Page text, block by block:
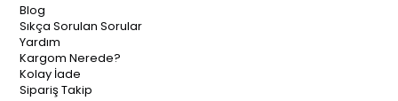
Blog
Sıkça Sorulan Sorular
Yardım
Kargom Nerede?
Kolay İade
Sipariş Takip